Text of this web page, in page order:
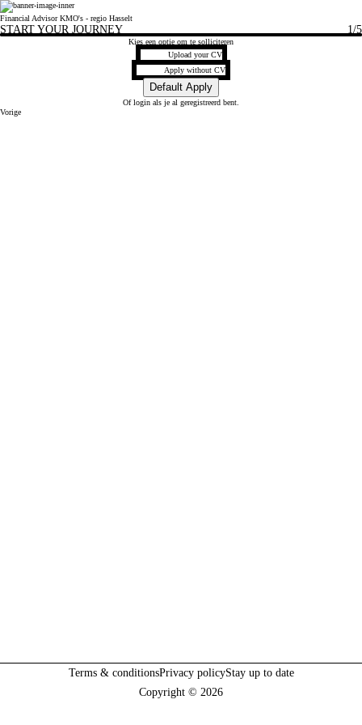
Financial Advisor KMO's - regio Hasselt
START YOUR JOURNEY 1/5
Kies een optie om te solliciteren
Upload your CV
CV Opladen
Apply without CV
Upload CV later
Default Apply
Upload CV via Xing
Oflogin als je al geregistreerd bent.
Vorige
Terms & conditionsPrivacy policyStay up to date
Copyright © 2026